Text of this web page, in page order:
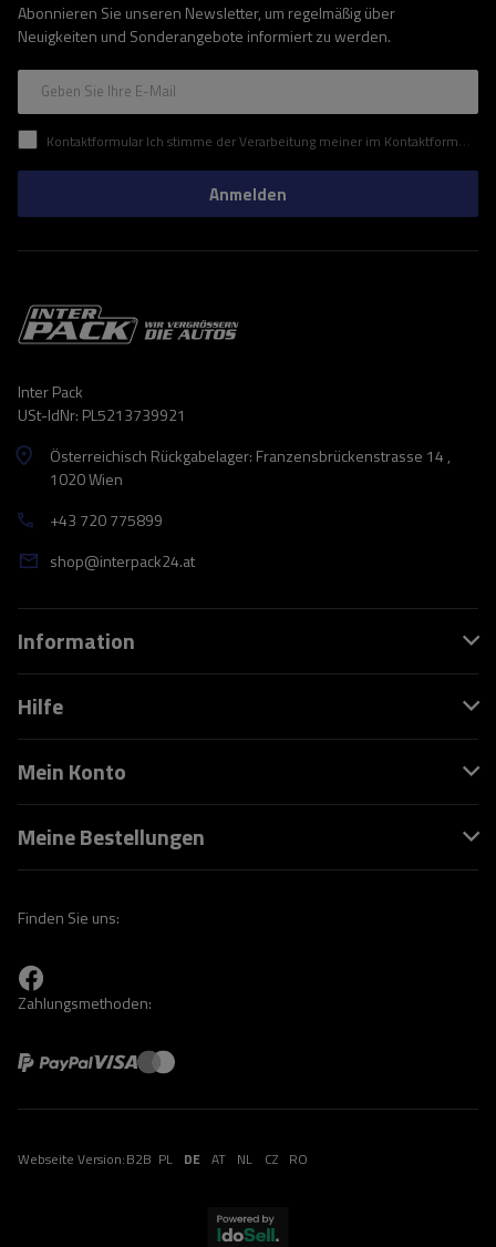
Abonnieren Sie unseren Newsletter, um regelmäßig über
Neuigkeiten und Sonderangebote informiert zu werden.
Geben Sie Ihre E-Mail
Kontaktformular Ich stimme der Verarbeitung meiner im Kontaktformular enthaltenen personenbezogenen Daten gemäß der Verordnung (EU) des Europäischen Parlaments und des Rates zu.
Anmelden
Inter Pack
USt-IdNr: PL5213739921
Österreichisch Rückgabelager: Franzensbrückenstrasse 14 ,
1020 Wien
+43 720 775899
shop@interpack24.at
Information
Hilfe
Mein Konto
Meine Bestellungen
Finden Sie uns:
Zahlungsmethoden:
Webseite Version:B2B PL DE AT NL CZ RO